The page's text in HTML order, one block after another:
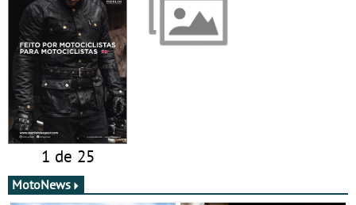
1 de 25
MotoNews